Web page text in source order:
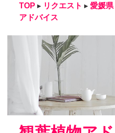
TOP ▸ リクエスト ▸ 愛媛県
アドバイス